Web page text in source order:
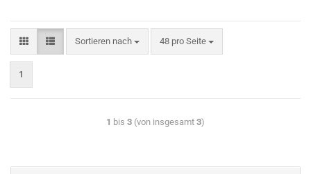
Sortieren nach 48 pro Seite
1
1 bis 3 (von insgesamt 3)